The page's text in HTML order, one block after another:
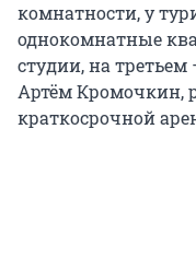
комнатности, у
однокомнатные
студии, на третьем
Артём Кромочкин,
краткосрочной